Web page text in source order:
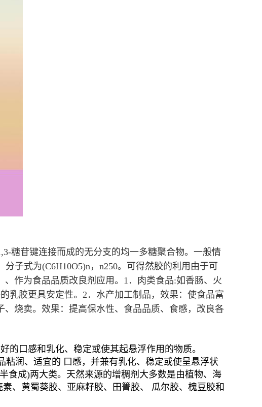
糖苷键连接而成的无分支的均一多糖聚合物。一般情
子式为(C6H10O5)n，n250。
可得然胶的利用 由于可
、作为食品品质改良剂应用。 1．肉类食品:如香肠、火
乳胶更具安定性。 2．水产加工制品，效果：使食品富
烧卖。效果：提高保水性、食品品质、食感，改良各
口感和乳化、稳定或使其起悬浮作用的物质。
粘润、适宜的 口感，并兼有乳化、稳定或使呈悬浮状
食成)两大类。天然来源的增稠剂大多数是由植物、海
、黄蜀葵胶、亚麻籽胶、田箐胶、 瓜尔胶、槐豆胶和